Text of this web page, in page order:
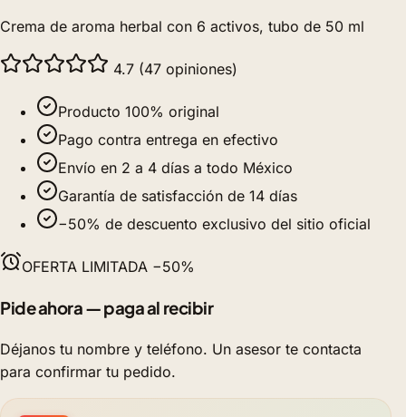
Crema de aroma herbal con 6 activos, tubo de 50 ml
4.7 (47 opiniones)
Producto 100% original
Pago contra entrega en efectivo
Envío en 2 a 4 días a todo México
Garantía de satisfacción de 14 días
−50% de descuento exclusivo del sitio oficial
OFERTA LIMITADA −50%
Pide ahora — paga al recibir
Déjanos tu nombre y teléfono. Un asesor te contacta
para confirmar tu pedido.